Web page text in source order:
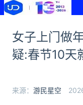
女子上门做
疑:春节10天
来源： 游民星空